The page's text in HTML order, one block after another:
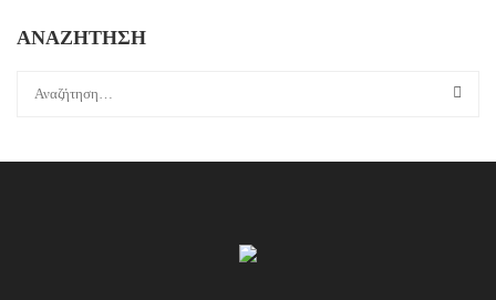
ΑΝΑΖΗΤΗΣΗ